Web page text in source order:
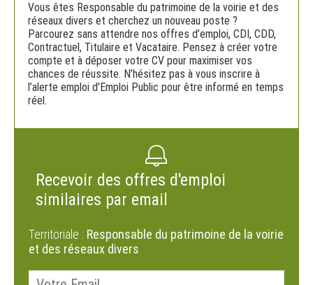
Vous êtes Responsable du patrimoine de la voirie et des
réseaux divers et cherchez un nouveau poste ?
Parcourez sans attendre nos offres d’emploi, CDI, CDD,
Contractuel, Titulaire et Vacataire. Pensez à créer votre
compte et à déposer votre CV pour maximiser vos
chances de réussite. N’hésitez pas à vous inscrire à
l’alerte emploi d’Emploi Public pour être informé en temps
réel.
Recevoir des offres d'emploi
similaires par email
Territoriale : Responsable du patrimoine de la voirie
et des réseaux divers